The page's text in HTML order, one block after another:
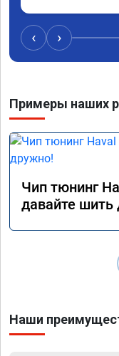
Большое
команде! Только
‹ ›
Примеры наших
Чип тюнинг
давайте шить
Наши